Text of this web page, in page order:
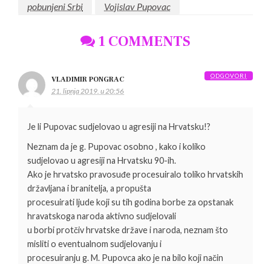
pobunjeni Srbi
Vojislav Pupovac
1 COMMENTS
VLADIMIR PONGRAC
21. lipnja 2019. u 20:56
Je li Pupovac sudjelovao u agresiji na Hrvatsku!?
Neznam da je g. Pupovac osobno , kako i koliko
sudjelovao u agresiji na Hrvatsku 90-ih.
Ako je hrvatsko pravosuđe procesuiralo toliko hrvatskih
državljana i branitelja, a propušta
procesuirati ljude koji su tih godina borbe za opstanak
hravatskoga naroda aktivno sudjelovali
u borbi protčiv hrvatske države i naroda, neznam što
misliti o eventualnom sudjelovanju i
procesuiranju g. M. Pupovca ako je na bilo koji način
ODGOVORI